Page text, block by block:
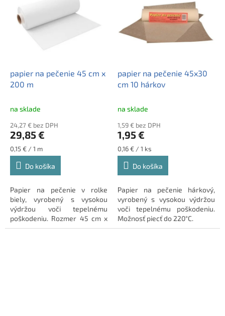
papier na pečenie 45 cm x
200 m
na sklade
24,27 € bez DPH
29,85 €
Jednotková
cena:
0,15 € / 1 m
Do košíka
Papier na pečenie v rolke
biely, vyrobený s vysokou
výdržou voči tepelnému
poškodeniu. Rozmer 45 cm x
200 m.
papier na pečenie 45x30
cm 10 hárkov
na sklade
1,59 € bez DPH
1,95 €
Jednotková
cena:
0,16 € / 1 ks
Do košíka
Papier na pečenie hárkový,
vyrobený s vysokou výdržou
voči tepelnému poškodeniu.
Možnosť piecť do 220°C.